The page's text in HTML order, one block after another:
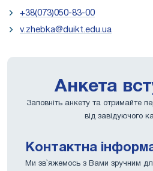
+38(073)050-83-00
v.zhebka@duikt.edu.ua
Анкета
Заповніть анкету та отримайте
від завідуючого
Контактна
Ми зв`яжемось з Вами зручним